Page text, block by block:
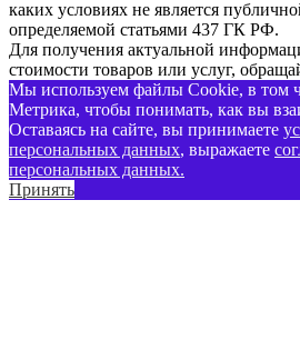
каких условиях не является
определяемой статьями 437 ГК РФ.
Для получения актуальной
стоимости товаров или услуг,
Мы используем файлы Cookie, в том
Метрика, чтобы понимать, как вы
Оставаясь на сайте, вы принимаете
персональных данных, выражаете
персональных данных.
Принять